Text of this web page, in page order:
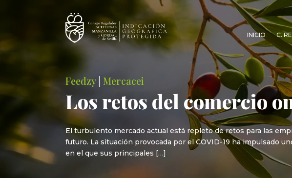
INICIO C.
Feedzy|Mercacei
Los retos del comercio
El turbulento mercado actual está repleto de retos para las
futuro. La situación provocada por el COVID-19 ha impulsado
en el que sus principales […]